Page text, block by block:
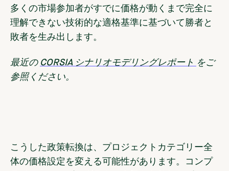
多くの市場参加者がすでに価格が動くまで完全に
理解できない技術的な適格基準に基づいて勝者と
敗者を生み出します。
最近の CORSIA シナリオモデリングレポート をご
参照ください。
こうした政策転換は、プロジェクトカテゴリー全
体の価格設定を変える可能性があります。コンプ